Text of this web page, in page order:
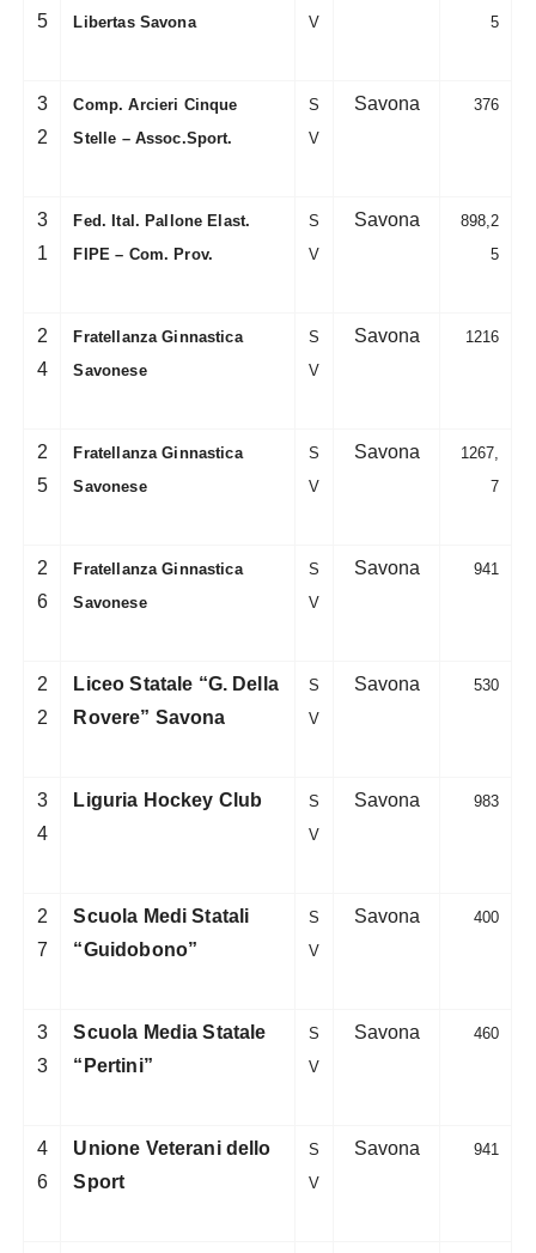
5
Libertas Savona
V
5
3
2
Comp. Arcieri Cinque
Stelle – Assoc.Sport.
S
V
Savona 376
3
1
Fed. Ital. Pallone Elast.
FIPE – Com. Prov.
S
V
Savona
898,2
5
2
4
Fratellanza Ginnastica
Savonese
S
V
Savona 1216
2
5
Fratellanza Ginnastica
Savonese
S
V
Savona
1267,
7
2
6
Fratellanza Ginnastica
Savonese
S
V
Savona 941
2
2
Liceo Statale “G. Della
Rovere” Savona
S
V
Savona 530
3
4
Liguria Hockey Club
S
V
Savona 983
2
7
Scuola Medi Statali
“Guidobono”
S
V
Savona 400
3
3
Scuola Media Statale
“Pertini”
S
V
Savona 460
4
6
Unione Veterani dello
Sport
S
V
Savona 941